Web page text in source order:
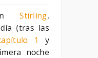
enStirling,
(tras las
1
y
noche